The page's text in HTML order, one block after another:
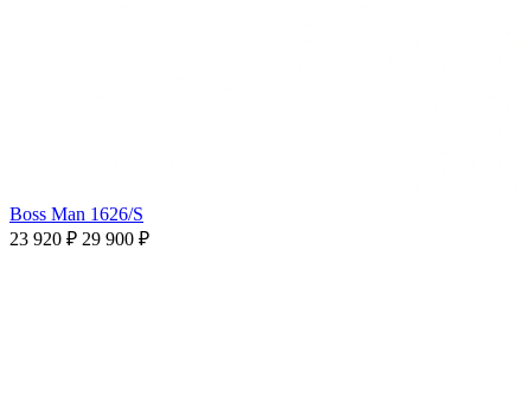
Boss Man 1626/S
23 920 ₽ 29 900 ₽